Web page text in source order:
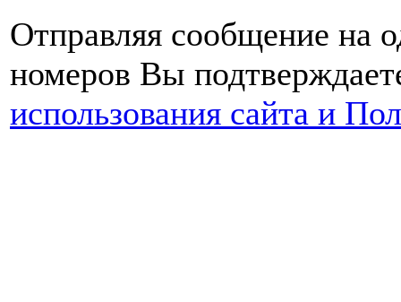
Отправляя сообщение на
номеров Вы
использования сайта и